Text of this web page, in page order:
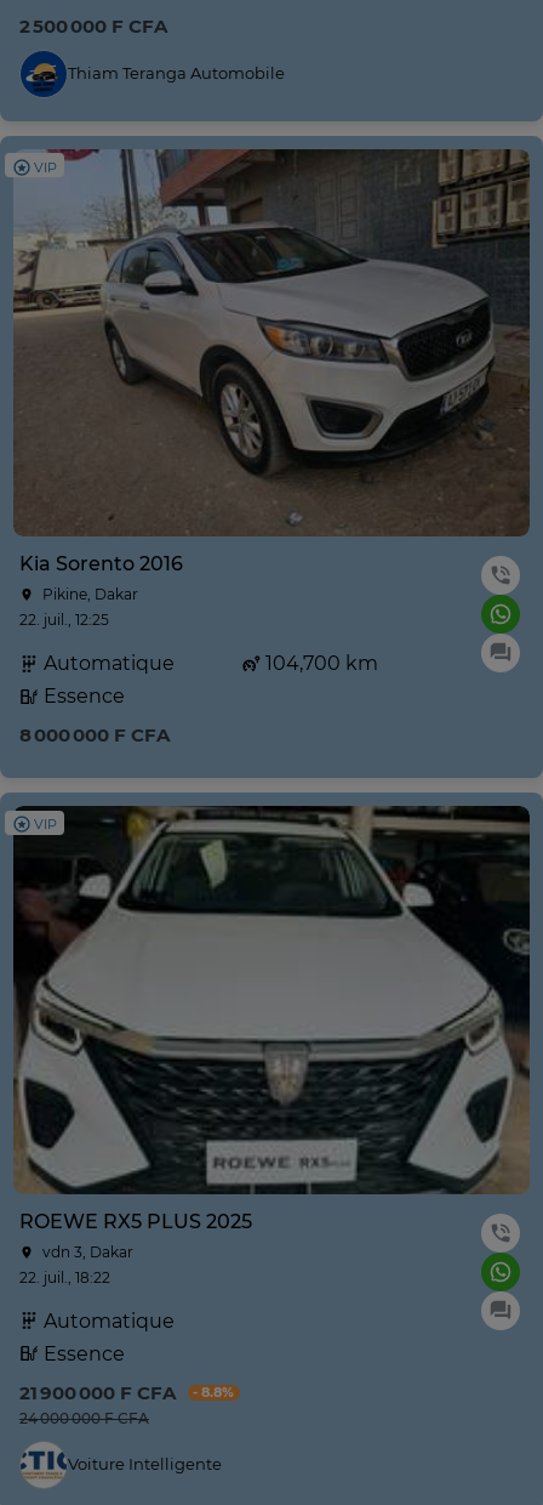
2 500 000 F CFA
Thiam Teranga Automobile
VIP
Kia Sorento 2016
Pikine, Dakar
22. juil., 12:25
Automatique
104,700 km
Essence
8 000 000 F CFA
VIP
ROEWE RX5 PLUS 2025
vdn 3, Dakar
22. juil., 18:22
Automatique
Essence
21 900 000 F CFA
- 8.8%
24 000 000 F CFA
Voiture Intelligente